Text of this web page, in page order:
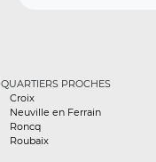
QUARTIERS PROCHES
Croix
Neuville en Ferrain
Roncq
Roubaix